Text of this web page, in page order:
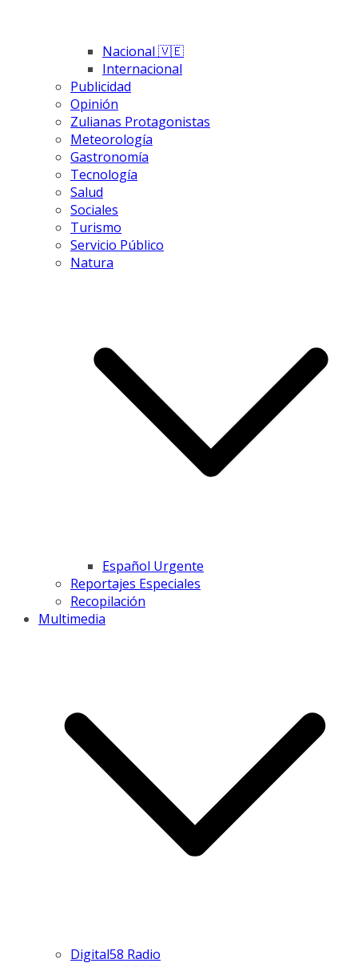
Nacional 🇻🇪
Internacional
Publicidad
Opinión
Zulianas Protagonistas
Meteorología
Gastronomía
Tecnología
Salud
Sociales
Turismo
Servicio Público
Natura
Español Urgente
Reportajes Especiales
Recopilación
Multimedia
Digital58 Radio